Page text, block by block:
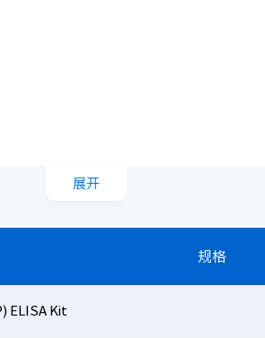
展开
规格
ELISA Kit